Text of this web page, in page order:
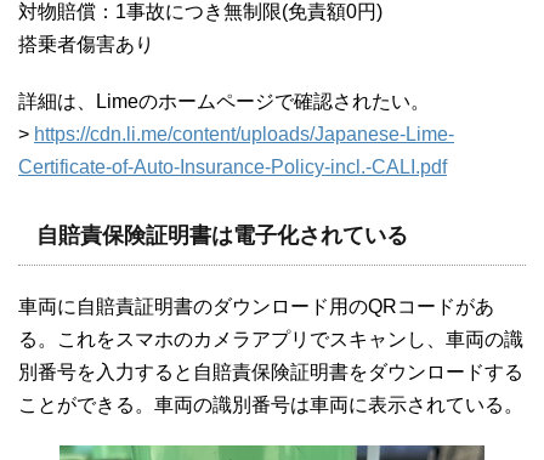
対物賠償：1事故につき無制限(免責額0円)
搭乗者傷害あり
詳細は、Limeのホームページで確認されたい。
> https://cdn.li.me/content/uploads/Japanese-Lime-
Certificate-of-Auto-Insurance-Policy-incl.-CALI.pdf
自賠責保険証明書は電子化されている
車両に自賠責証明書のダウンロード用のQRコードがあ
る。これをスマホのカメラアプリでスキャンし、車両の識
別番号を入力すると自賠責保険証明書をダウンロードする
ことができる。車両の識別番号は車両に表示されている。